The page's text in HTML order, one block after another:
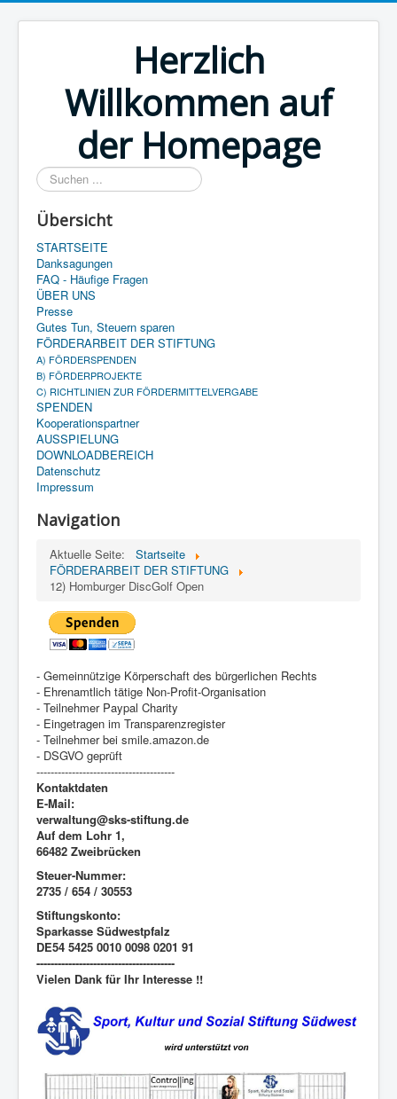
Herzlich
Willkommen auf
der Homepage
Suchen
...
Übersicht
STARTSEITE
Danksagungen
FAQ - Häufige Fragen
ÜBER UNS
Presse
Gutes Tun, Steuern sparen
FÖRDERARBEIT DER STIFTUNG
A) FÖRDERSPENDEN
B) FÖRDERPROJEKTE
C) RICHTLINIEN ZUR FÖRDERMITTELVERGABE
SPENDEN
Kooperationspartner
AUSSPIELUNG
DOWNLOADBEREICH
Datenschutz
Impressum
Navigation
Aktuelle Seite:
Startseite
FÖRDERARBEIT DER STIFTUNG
12) Homburger DiscGolf Open
- Gemeinnützige Körperschaft des bürgerlichen Rechts
- Ehrenamtlich tätige Non-Profit-Organisation
- Teilnehmer Paypal Charity
- Eingetragen im Transparenzregister
- Teilnehmer bei smile.amazon.de
- DSGVO geprüft
---------------------------------------
Kontaktdaten
E-Mail:
verwaltung@sks-stiftung.de
Auf dem Lohr 1,
66482 Zweibrücken
Steuer-Nummer:
2735 / 654 / 30553
Stiftungskonto:
Sparkasse Südwestpfalz
DE54 5425 0010 0098 0201 91
---------------------------------------
Vielen Dank für Ihr Interesse !!